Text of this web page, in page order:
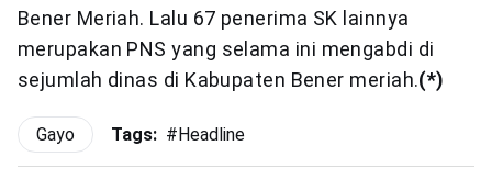
Bener Meriah. Lalu 67 penerima SK lainnya
merupakan PNS yang selama ini mengabdi di
sejumlah dinas di Kabupaten Bener meriah.(*)
Gayo Tags: #Headline